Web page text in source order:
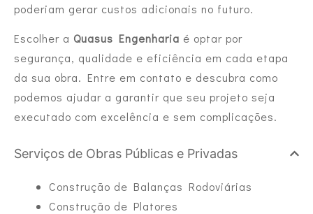
poderiam gerar custos adicionais no futuro.
Escolher a Quasus Engenharia é optar por
segurança, qualidade e eficiência em cada etapa
da sua obra. Entre em contato e descubra como
podemos ajudar a garantir que seu projeto seja
executado com excelência e sem complicações.
Serviços de Obras Públicas e Privadas
Construção de Balanças Rodoviárias
Construção de Platores